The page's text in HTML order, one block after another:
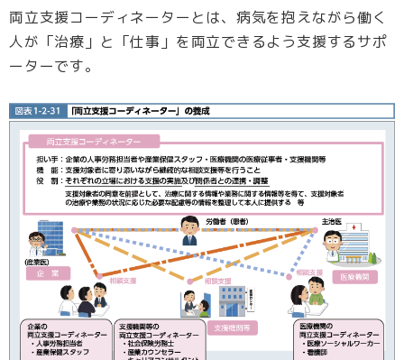
両立支援コーディネーターとは、病気を抱えながら働く
人が「治療」と「仕事」を両立できるよう支援するサポ
ーターです。